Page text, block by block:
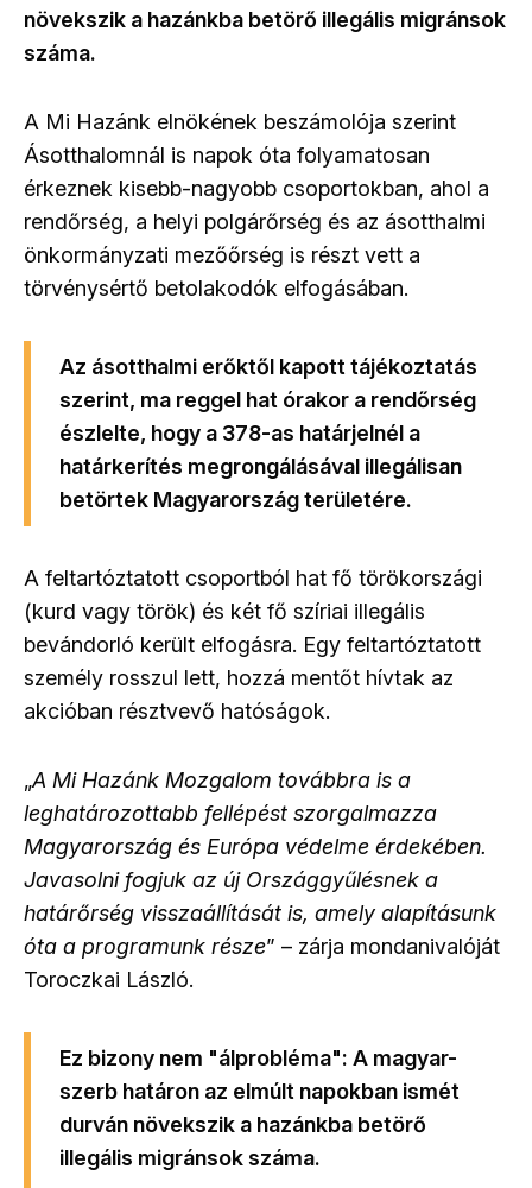
növekszik a hazánkba betörő illegális migránsok
száma.
A Mi Hazánk elnökének beszámolója szerint
Ásotthalomnál is napok óta folyamatosan
érkeznek kisebb-nagyobb csoportokban, ahol a
rendőrség, a helyi polgárőrség és az ásotthalmi
önkormányzati mezőőrség is részt vett a
törvénysértő betolakodók elfogásában.
Az ásotthalmi erőktől kapott tájékoztatás
szerint, ma reggel hat órakor a rendőrség
észlelte, hogy a 378-as határjelnél a
határkerítés megrongálásával illegálisan
betörtek Magyarország területére.
A feltartóztatott csoportból hat fő törökországi
(kurd vagy török) és két fő szíriai illegális
bevándorló került elfogásra. Egy feltartóztatott
személy rosszul lett, hozzá mentőt hívtak az
akcióban résztvevő hatóságok.
„A Mi Hazánk Mozgalom továbbra is a
leghatározottabb fellépést szorgalmazza
Magyarország és Európa védelme érdekében.
Javasolni fogjuk az új Országgyűlésnek a
határőrség visszaállítását is, amely alapításunk
óta a programunk része” – zárja mondanivalóját
Toroczkai László.
Ez bizony nem "álprobléma": A magyar-
szerb határon az elmúlt napokban ismét
durván növekszik a hazánkba betörő
illegális migránsok száma.